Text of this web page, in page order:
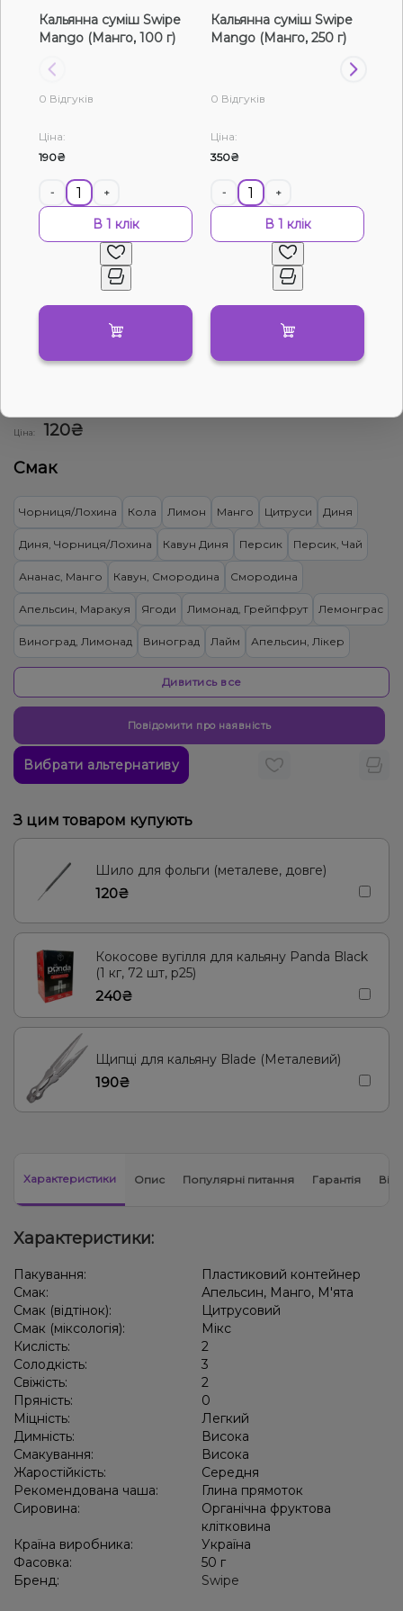
Рідини для електронних сигарет
Подарункові набори
Немає у наявності
Кальянна суміш Swipe Mango Orange Mint
Ціна:
120₴
Смак
Чорниця/Лохина Кола Лимон Манго Цитруси Диня
Диня, Чорниця/Лохина Кавун Диня Персик Персик, Чай
Ананас, Манго Кавун, Смородина Смородина
Апельсин, Маракуя Ягоди Лимонад, Грейпфрут Лемонграс
Виноград, Лимонад Виноград Лайм Апельсин, Лікер
Вишня Черешня Ялинка Вівсянка/Пластівці
Малина Банан, Желе Цукерки, Мультифрукт
Енергетик Яблуко Кокос, Молоко Морозиво, Ягоди
Лід/Холодок Кориця Груша/Дюшес Полуниця, Молоко
Згущене молоко
Лимонад, Ягоди
Дивитись все
Повідомити про наявність
Вибрати альтернативу
З цим товаром купують
Шило для фольги (металеве, довге)
120₴
Кокосове вугілля для кальяну Panda Black
(1 кг, 72 шт, р25)
240₴
Щипці для кальяну Blade (Металевий)
190₴
Характеристики Опис Популярні питання Гарантія
Характеристики:
Пакування:
Пластиковий контейнер
Смак:
Апельсин, Манго, М'ята
Смак (відтінок):
Цитрусовий
Смак (міксологія):
Мікс
Кислість:
2
Солодкість:
3
Свіжість:
2
Пряність:
0
Міцність:
Легкий
Димність:
Висока
Смакування:
Висока
Жаростійкість:
Середня
Рекомендована чаша:
Глина прямоток
Сировина:
Органічна фруктова
клітковина
Країна виробника:
Україна
Фасовка:
50 г
Бренд:
Swipe
Кальянна суміш Swipe
Mango (Манго, 100 г)
0 Відгуків
Ціна:
190₴
- +
В 1 клік
Кальянна суміш Swipe
Mango (Манго, 250 г)
0 Відгуків
Ціна:
350₴
- +
В 1 клік